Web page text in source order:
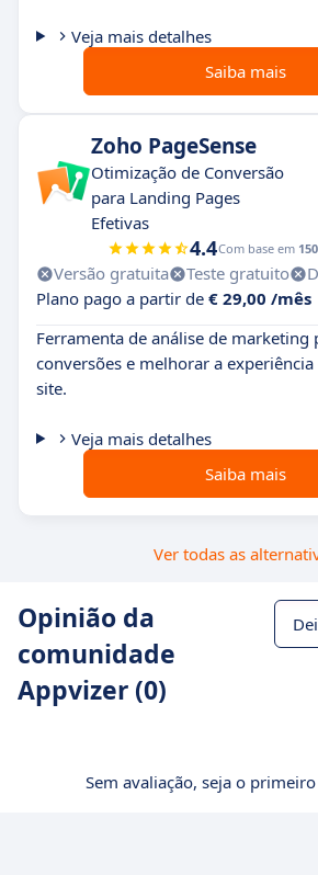
Veja mais detalhes
Saiba mais
Zoho PageSense
Otimização de Conversão
para Landing Pages
Efetivas
4.4Com base em
Versão gratuita Teste gratuito
Plano pago a partir de € 29,00 /mês
Ferramenta de análise de marketing
conversões e melhorar a
site.
Veja mais detalhes
Saiba mais
Ver todas as
Opinião da
comunidade
Appvizer (0)
Sem avaliação, seja o